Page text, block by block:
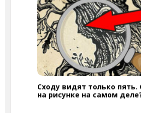
Сходу видят только пять.
на рисунке на самом